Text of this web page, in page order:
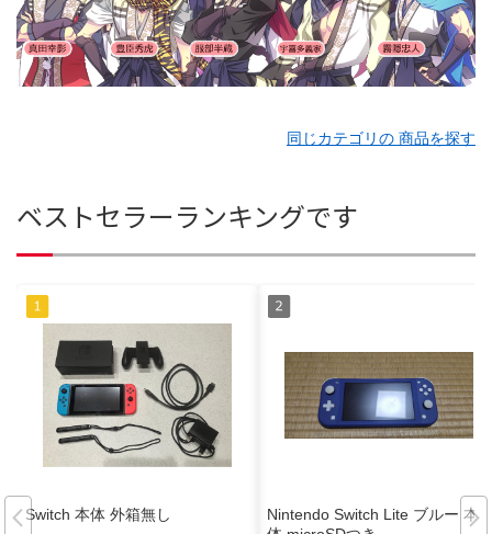
同じカテゴリの 商品を探す
ベストセラーランキングです
Switch 本体 外箱無し
Nintendo Switch Lite ブルー 本